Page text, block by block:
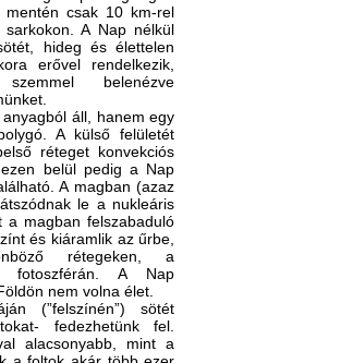
csak 10 km-rel
A Nap nélkül
hideg és élettelen
erővel rendelkezik,
belenézve
áll, hanem egy
A külső felületét
réteget konvekciós
belül pedig a Nap
A magban (azaz
le a nukleáris
a magban felszabaduló
és kiáramlik az űrbe,
rétegeken, a
fotoszférán. A Nap
nem volna élet.
(”felszínén”) sötét
fedezhetünk fel.
alacsonyabb, mint a